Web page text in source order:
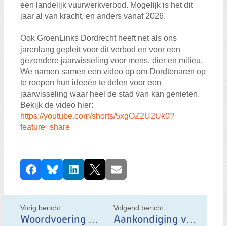
een landelijk vuurwerkverbod. Mogelijk is het dit
jaar al van kracht, en anders vanaf 2026.
Ook GroenLinks Dordrecht heeft net als ons
jarenlang gepleit voor dit verbod en voor een
gezondere jaarwisseling voor mens, dier en milieu.
We namen samen een video op om Dordtenaren op
te roepen hun ideeën te delen voor een
jaarwisseling waar heel de stad van kan genieten.
Bekijk de video hier:
https://youtube.com/shorts/5xgOZ2U2Uk0?
feature=share
D
e
e
l
d
FacebookBlueskyLinkedIn
X E-mail
Vorig bericht
Woordvoering Motie over mensenrechtenschendingen in Gaza
Volgend bericht
Aankondiging van een afscheid - en van een nieuwe lijsttrekker voor ChristenUnie-SGP